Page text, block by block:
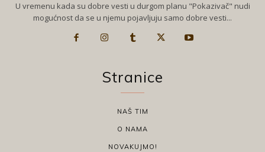
U vremenu kada su dobre vesti u durgom planu "Pokazivač" nudi
mogućnost da se u njemu pojavljuju samo dobre vesti...
Stranice
NAŠ TIM
O NAMA
NOVAKUJMO!